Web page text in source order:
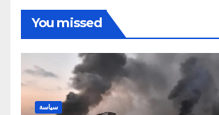
You missed
سياسة